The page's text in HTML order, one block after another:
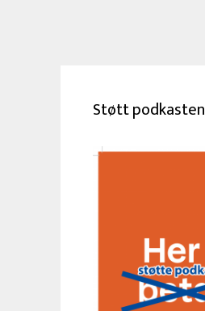
Støtt podkasten